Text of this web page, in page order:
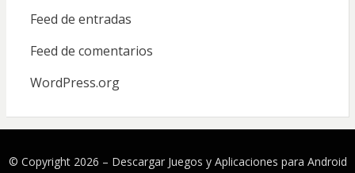
Feed de entradas
Feed de comentarios
WordPress.org
© Copyright 2026 – Descargar Juegos y Aplicaciones para Android